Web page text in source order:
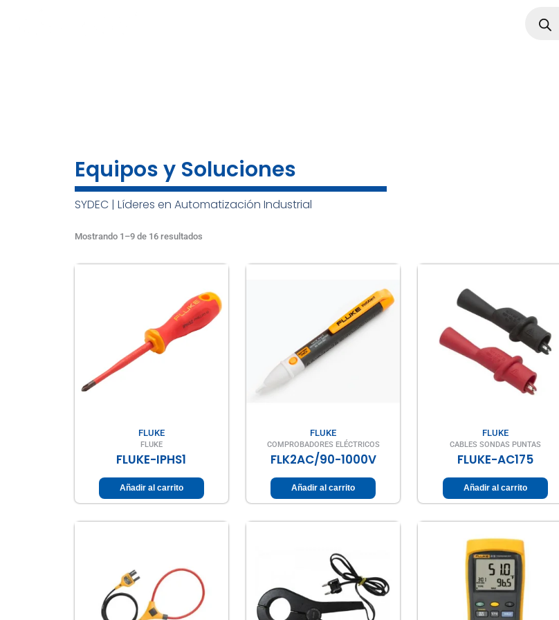
search
Equipos y Soluciones
SYDEC | Líderes en Automatización Industrial
Mostrando 1–9 de 16 resultadosby
to
FLUKE
FLUKE
FLUKE-IPHS1
Añadir al carrito
FLUKE
COMPROBADORES ELÉCTRICOS
FLK2AC/90-1000V
Añadir al carrito
FLUKE
CABLES SONDAS PUNTAS
FLUKE-AC175
Añadir al carrito